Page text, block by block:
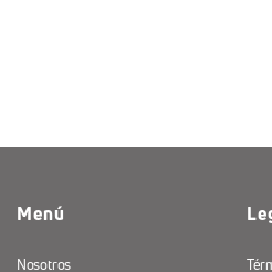
Menú
Nosotros